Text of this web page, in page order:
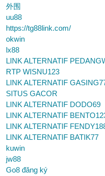
外围
uu88
https://tg88link.com/
okwin
lx88
LINK ALTERNATIF
RTP WISNU123
LINK ALTERNATIF
SITUS GACOR
LINK ALTERNATIF DODO69
LINK ALTERNATIF
LINK ALTERNATIF
LINK ALTERNATIF BATIK77
kuwin
jw88
Go8 đăng ký